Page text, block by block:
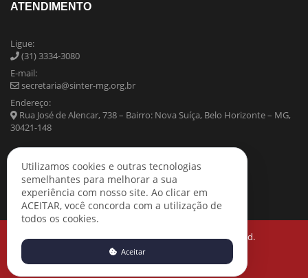
ATENDIMENTO
Ligue:
(31) 3334-3080
E-mail:
secretaria@sinter-mg.org.br
Endereço:
Rua José de Alencar, 738 – Bairro: Nova Suíça, Belo Horizonte – MG,
30421-148
Copyright © 2021 SINTER-MG All Rights Reserved.
Utilizamos cookies e outras tecnologias
semelhantes para melhorar a sua
experiência com nosso site. Ao clicar em
ACEITAR, você concorda com a utilização de
todos os cookies.
Aceitar